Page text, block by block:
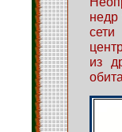
недр
сети
из